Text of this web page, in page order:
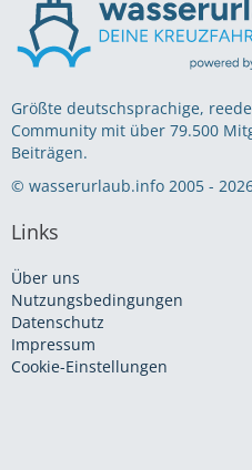
Größte deutschsprachige,
Community mit über 79.500
Beiträgen.
© wasserurlaub.info 2005 -
Links
Über uns
Nutzungsbedingungen
Datenschutz
Impressum
Cookie-Einstellungen